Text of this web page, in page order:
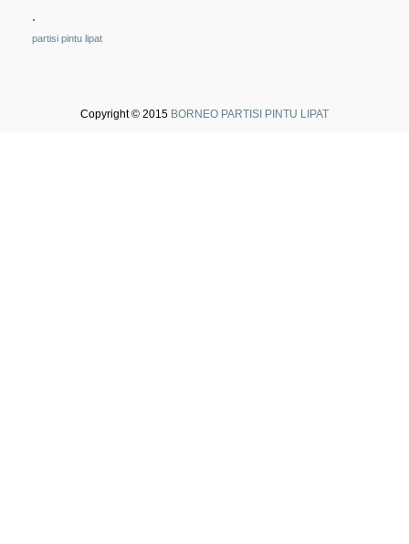
.
partisi pintu lipat
Copyright © 2015 BORNEO PARTISI PINTU LIPAT